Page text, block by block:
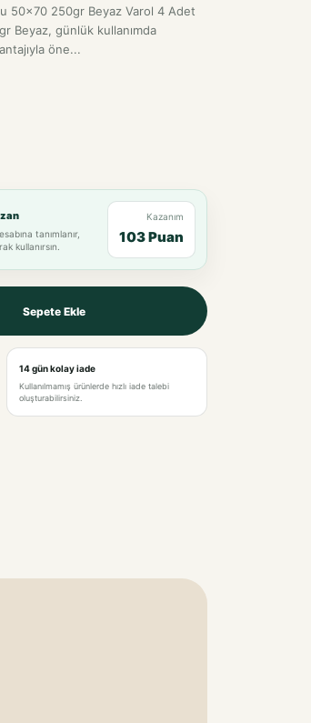
50x70 250gr Beyaz Varol 4 Adet
Beyaz, günlük kullanımda
öne...
tanımlanır,
kullanırsın.
Kazanım
103 Puan
Sepete Ekle
14 gün kolay iade
Kullanılmamış ürünlerde hızlı iade talebi
oluşturabilirsiniz.